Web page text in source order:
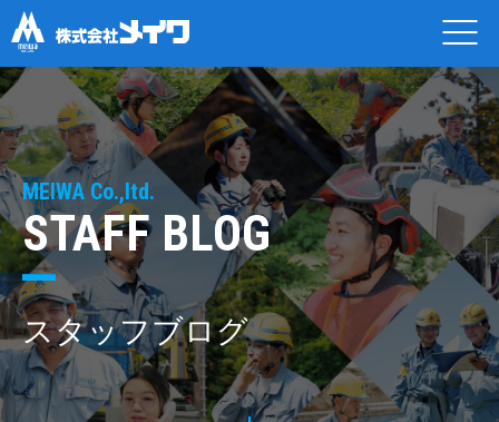
MEIWA Co.,ltd.
STAFF BLOG
スタッフブログ